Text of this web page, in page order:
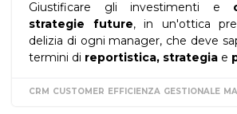
Giustificare gli investimenti e
strategie future, in un'ottica
delizia di ogni manager, che deve
termini di reportistica, strategia e
CRM CUSTOMER EFFICIENZA GESTIONALE